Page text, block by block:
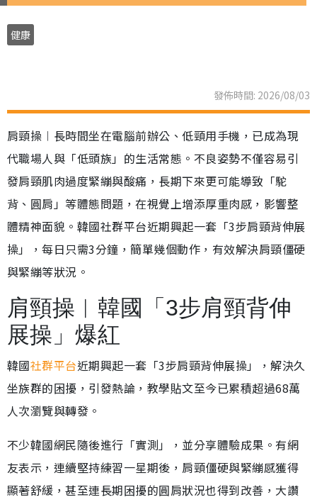
健康
發佈時間: 2026/08/03
肩頸操︱長時間坐在電腦前辦公、低頸用手機，已成為現
代職場人與「低頭族」的生活常態。不良姿勢不僅容易引
發肩頸肌肉過度緊繃與酸痛，長期下來更可能導致「駝
背、圓肩」等體態問題，在視覺上增添厚重肉感，影響整
體精神面貌。韓國社群平台近期興起一套「3步肩頸背伸展
操」，每日只需3分鐘，簡單幾個動作，有效解決肩頸僵硬
與緊繃等狀況。
肩頸操︱韓國「3步肩頸背伸
展操」爆紅
韓國社群平台近期興起一套「3步肩頸背伸展操」，解決久
坐族群的困擾，引發熱論，教學貼文至今已累積超過68萬
人次瀏覽與轉發。
不少韓國網民隨後進行「實測」，並分享體驗成果。有網
友表示，連續堅持練習一星期後，肩頸僵硬與緊繃感獲得
顯著舒緩，甚至連長期困擾的圓肩狀況也得到改善，大讚